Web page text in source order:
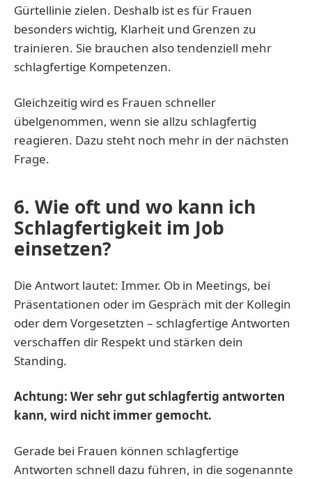
Gürtellinie zielen. Deshalb ist es für Frauen
besonders wichtig, Klarheit und Grenzen zu
trainieren. Sie brauchen also tendenziell mehr
schlagfertige Kompetenzen.
Gleichzeitig wird es Frauen schneller
übelgenommen, wenn sie allzu schlagfertig
reagieren. Dazu steht noch mehr in der nächsten
Frage.
6. Wie oft und wo kann ich
Schlagfertigkeit im Job
einsetzen?
Die Antwort lautet: Immer. Ob in Meetings, bei
Präsentationen oder im Gespräch mit der Kollegin
oder dem Vorgesetzten – schlagfertige Antworten
verschaffen dir Respekt und stärken dein
Standing.
Achtung: Wer sehr gut schlagfertig antworten
kann, wird nicht immer gemocht.
Gerade bei Frauen können schlagfertige
Antworten schnell dazu führen, in die sogenannte